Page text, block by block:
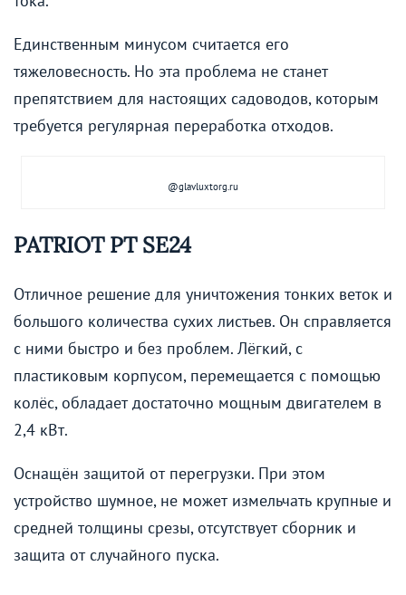
Единственным минусом считается его
тяжеловесность. Но эта проблема не станет
препятствием для настоящих садоводов, которым
требуется регулярная переработка отходов.
@glavluxtorg.ru
PATRIOT PT SE24
Отличное решение для уничтожения тонких веток и
большого количества сухих листьев. Он справляется
с ними быстро и без проблем. Лёгкий, с
пластиковым корпусом, перемещается с помощью
колёс, обладает достаточно мощным двигателем в
2,4 кВт.
Оснащён защитой от перегрузки. При этом
устройство шумное, не может измельчать крупные и
средней толщины срезы, отсутствует сборник и
защита от случайного пуска.